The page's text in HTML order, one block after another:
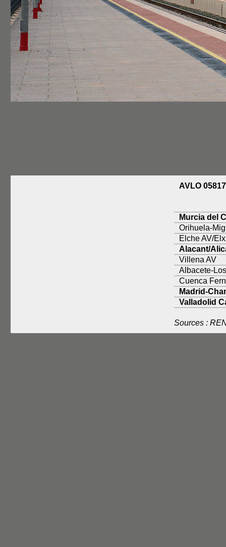
AVLO
Murcia del
Orihuela-
Elche AV/
Alacant/
Villena AV
Albacete-
Cuenca
Madrid-
Valladolid
Sources :